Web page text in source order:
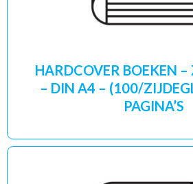
HARDCOVER BOEKEN
– DIN A4 – (100/
PAGINA’S